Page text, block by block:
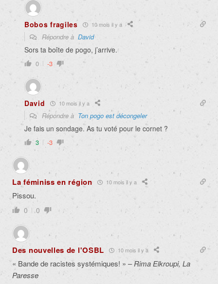
Bobos fragiles 10 mois il y a
Répondre à David
Sors ta boîte de pogo, j’arrive.
0 -3
David 10 mois il y a
Répondre à Ton pogo est décongeler
Je fais un sondage. As tu voté pour le cornet ?
3 -3
La féminiss en région 10 mois il y a
Pissou.
0 0
Des nouvelles de l'OSBL 10 mois il y a
« Bande de racistes systémiques! » –Rima Elkroupi, La
Paresse